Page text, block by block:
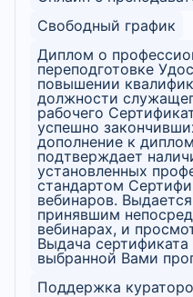
Свободный график
Диплом о
переподготовке
повышении
должности
рабочего
успешно
дополнение к
подтверждает
установленных
стандартом
вебинаров.
принявшим
вебинарах, и
Выдача сертификата
выбранной Вами
Поддержка